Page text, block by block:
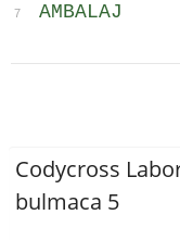
7 AMBALAJ
Codycross
bulmaca 5